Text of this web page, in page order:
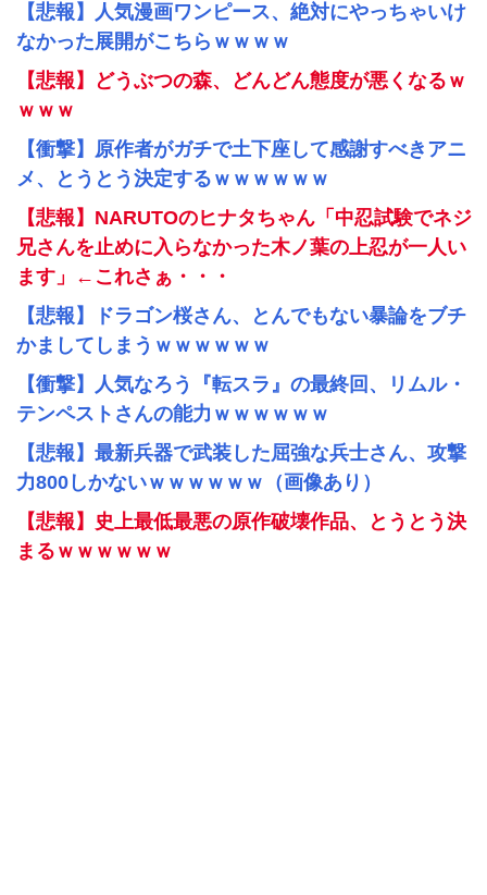
【悲報】人気漫画ワンピース、絶対にやっちゃいけ
なかった展開がこちらｗｗｗｗ
【悲報】どうぶつの森、どんどん態度が悪くなるｗ
ｗｗｗ
【衝撃】原作者がガチで土下座して感謝すべきアニ
メ、とうとう決定するｗｗｗｗｗｗ
【悲報】NARUTOのヒナタちゃん「中忍試験でネジ
兄さんを止めに入らなかった木ノ葉の上忍が一人い
ます」←これさぁ・・・
【悲報】ドラゴン桜さん、とんでもない暴論をブチ
かましてしまうｗｗｗｗｗｗ
【衝撃】人気なろう『転スラ』の最終回、リムル・
テンペストさんの能力ｗｗｗｗｗｗ
【悲報】最新兵器で武装した屈強な兵士さん、攻撃
力800しかないｗｗｗｗｗｗ（画像あり）
【悲報】史上最低最悪の原作破壊作品、とうとう決
まるｗｗｗｗｗｗ